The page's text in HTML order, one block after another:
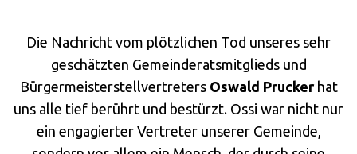
Die Nachricht vom plötzlichen Tod unseres sehr
geschätzten Gemeinderatsmitglieds und
Bürgermeisterstellvertreters Oswald Pruckerhat
uns alle tief berührt und bestürzt. Ossi war nicht nur
ein engagierter Vertreter unserer Gemeinde,